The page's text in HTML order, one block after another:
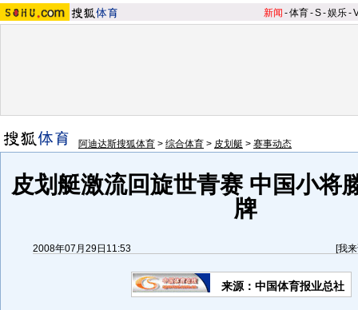
新闻 -体育-S-娱乐-
阿迪达斯搜狐体育 > 综合体育 > 皮划艇 > 赛事动态
皮划艇激流回旋世青赛 中国小将
牌
2008年07月29日11:53 [我
来源：中国体育报业总社